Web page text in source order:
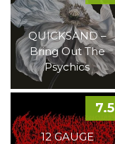
QUICKSAND –
Bring Out The
Psychics
12 GAUGE
7.5